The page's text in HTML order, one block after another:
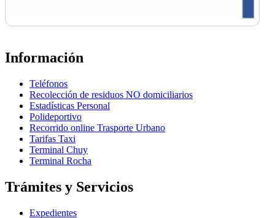
Información
Teléfonos
Recolección de residuos NO domiciliarios
Estadísticas Personal
Polideportivo
Recorrido online Trasporte Urbano
Tarifas Taxi
Terminal Chuy
Terminal Rocha
Trámites y Servicios
Expedientes